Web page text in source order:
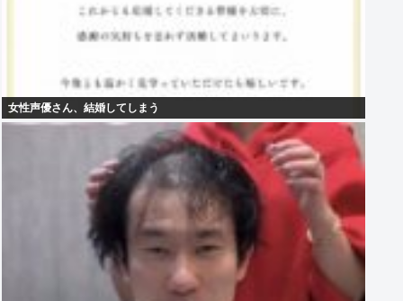
女性声優さん、結婚してしまう